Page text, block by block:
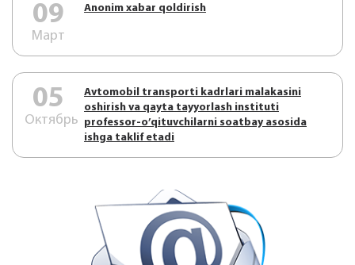
09
Март
Аnonim xabar qoldirish
05
Октябрь
Аvtоmоbil trаnspоrti kаdrlаri mаlаkаsini
оshirish vа qаytа tаyyorlаsh instituti
prоfеssоr-o’qituvchilаrni sоаtbаy аsоsidа
ishgа tаklif etаdi